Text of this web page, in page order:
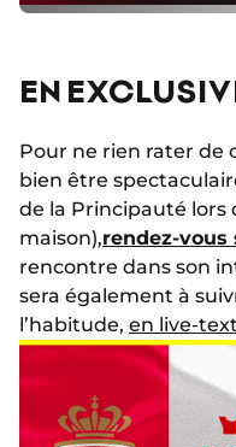
EN
Pour ne rien rater de
bien être
de la Principauté lors
maison),rendez-vous
rencontre dans son
sera également à
l’habitude, en live-